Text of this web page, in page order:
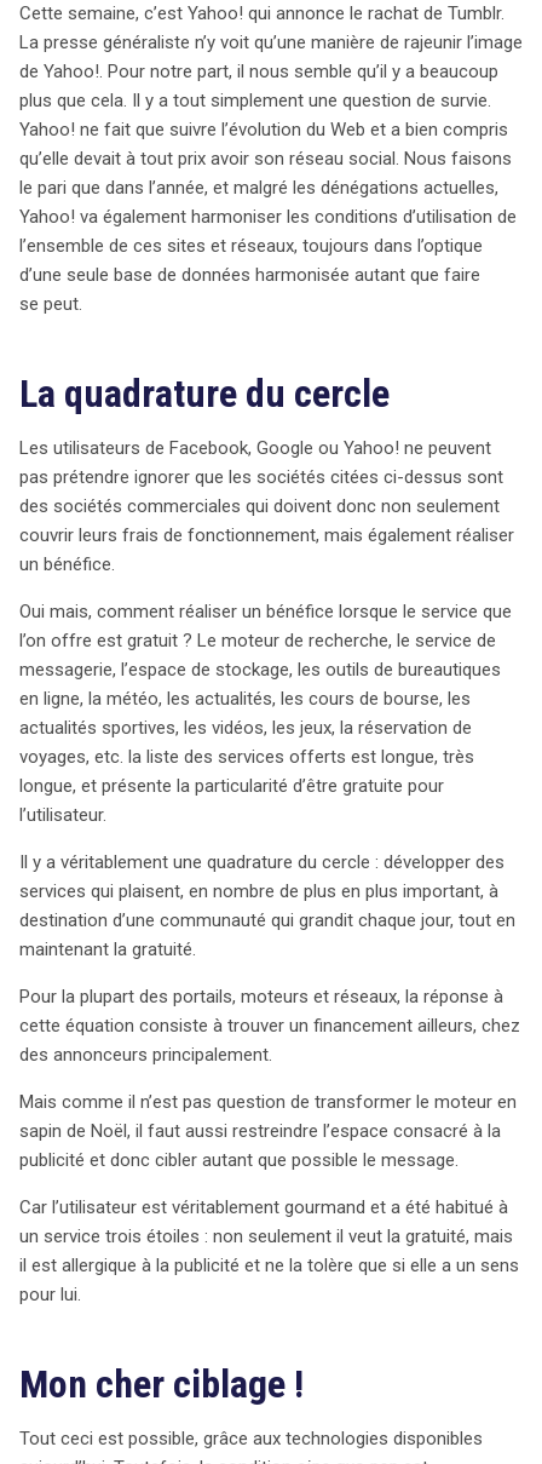
Cette semaine, c’est Yahoo! qui annonce le rachat de Tumblr.
La presse généraliste n’y voit qu’une manière de rajeunir l’image
de Yahoo!. Pour notre part, il nous semble qu’il y a beaucoup
plus que cela. Il y a tout simplement une question de survie.
Yahoo! ne fait que suivre l’évolution du Web et a bien compris
qu’elle devait à tout prix avoir son réseau social. Nous faisons
le pari que dans l’année, et malgré les dénégations actuelles,
Yahoo! va également harmoniser les conditions d’utilisation de
l’ensemble de ces sites et réseaux, toujours dans l’optique
d’une seule base de données harmonisée autant que faire
se peut.
La quadrature du cercle
Les utilisateurs de Facebook, Google ou Yahoo! ne peuvent
pas prétendre ignorer que les sociétés citées ci-dessus sont
des sociétés commerciales qui doivent donc non seulement
couvrir leurs frais de fonctionnement, mais également réaliser
un bénéfice.
Oui mais, comment réaliser un bénéfice lorsque le service que
l’on offre est gratuit ? Le moteur de recherche, le service de
messagerie, l’espace de stockage, les outils de bureautiques
en ligne, la météo, les actualités, les cours de bourse, les
actualités sportives, les vidéos, les jeux, la réservation de
voyages, etc. la liste des services offerts est longue, très
longue, et présente la particularité d’être gratuite pour
l’utilisateur.
Il y a véritablement une quadrature du cercle : développer des
services qui plaisent, en nombre de plus en plus important, à
destination d’une communauté qui grandit chaque jour, tout en
maintenant la gratuité.
Pour la plupart des portails, moteurs et réseaux, la réponse à
cette équation consiste à trouver un financement ailleurs, chez
des annonceurs principalement.
Mais comme il n’est pas question de transformer le moteur en
sapin de Noël, il faut aussi restreindre l’espace consacré à la
publicité et donc cibler autant que possible le message.
Car l’utilisateur est véritablement gourmand et a été habitué à
un service trois étoiles : non seulement il veut la gratuité, mais
il est allergique à la publicité et ne la tolère que si elle a un sens
pour lui.
Mon cher ciblage !
Tout ceci est possible, grâce aux technologies disponibles